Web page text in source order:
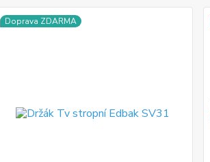
Doprava ZDARMA